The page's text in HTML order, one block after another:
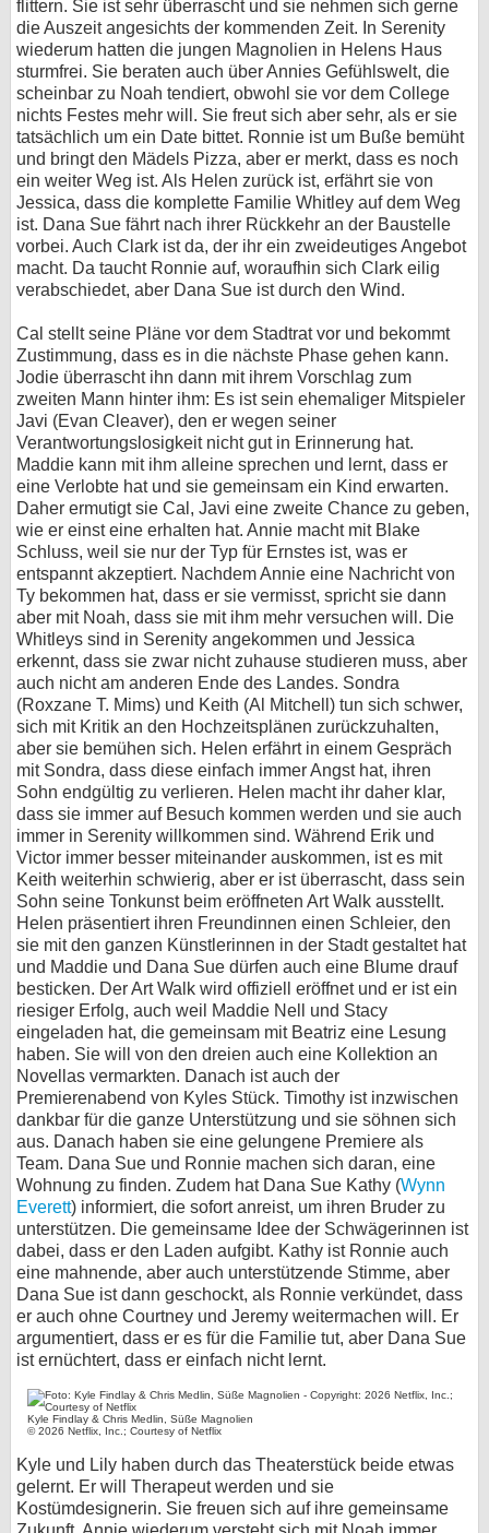
flittern. Sie ist sehr überrascht und sie nehmen sich gerne
die Auszeit angesichts der kommenden Zeit. In Serenity
wiederum hatten die jungen Magnolien in Helens Haus
sturmfrei. Sie beraten auch über Annies Gefühlswelt, die
scheinbar zu Noah tendiert, obwohl sie vor dem College
nichts Festes mehr will. Sie freut sich aber sehr, als er sie
tatsächlich um ein Date bittet. Ronnie ist um Buße bemüht
und bringt den Mädels Pizza, aber er merkt, dass es noch
ein weiter Weg ist. Als Helen zurück ist, erfährt sie von
Jessica, dass die komplette Familie Whitley auf dem Weg
ist. Dana Sue fährt nach ihrer Rückkehr an der Baustelle
vorbei. Auch Clark ist da, der ihr ein zweideutiges Angebot
macht. Da taucht Ronnie auf, woraufhin sich Clark eilig
verabschiedet, aber Dana Sue ist durch den Wind.
Cal stellt seine Pläne vor dem Stadtrat vor und bekommt
Zustimmung, dass es in die nächste Phase gehen kann.
Jodie überrascht ihn dann mit ihrem Vorschlag zum
zweiten Mann hinter ihm: Es ist sein ehemaliger Mitspieler
Javi (Evan Cleaver), den er wegen seiner
Verantwortungslosigkeit nicht gut in Erinnerung hat.
Maddie kann mit ihm alleine sprechen und lernt, dass er
eine Verlobte hat und sie gemeinsam ein Kind erwarten.
Daher ermutigt sie Cal, Javi eine zweite Chance zu geben,
wie er einst eine erhalten hat. Annie macht mit Blake
Schluss, weil sie nur der Typ für Ernstes ist, was er
entspannt akzeptiert. Nachdem Annie eine Nachricht von
Ty bekommen hat, dass er sie vermisst, spricht sie dann
aber mit Noah, dass sie mit ihm mehr versuchen will. Die
Whitleys sind in Serenity angekommen und Jessica
erkennt, dass sie zwar nicht zuhause studieren muss, aber
auch nicht am anderen Ende des Landes. Sondra
(Roxzane T. Mims) und Keith (Al Mitchell) tun sich schwer,
sich mit Kritik an den Hochzeitsplänen zurückzuhalten,
aber sie bemühen sich. Helen erfährt in einem Gespräch
mit Sondra, dass diese einfach immer Angst hat, ihren
Sohn endgültig zu verlieren. Helen macht ihr daher klar,
dass sie immer auf Besuch kommen werden und sie auch
immer in Serenity willkommen sind. Während Erik und
Victor immer besser miteinander auskommen, ist es mit
Keith weiterhin schwierig, aber er ist überrascht, dass sein
Sohn seine Tonkunst beim eröffneten Art Walk ausstellt.
Helen präsentiert ihren Freundinnen einen Schleier, den
sie mit den ganzen Künstlerinnen in der Stadt gestaltet hat
und Maddie und Dana Sue dürfen auch eine Blume drauf
besticken. Der Art Walk wird offiziell eröffnet und er ist ein
riesiger Erfolg, auch weil Maddie Nell und Stacy
eingeladen hat, die gemeinsam mit Beatriz eine Lesung
haben. Sie will von den dreien auch eine Kollektion an
Novellas vermarkten. Danach ist auch der
Premierenabend von Kyles Stück. Timothy ist inzwischen
dankbar für die ganze Unterstützung und sie söhnen sich
aus. Danach haben sie eine gelungene Premiere als
Team. Dana Sue und Ronnie machen sich daran, eine
Wohnung zu finden. Zudem hat Dana Sue Kathy (Wynn
Everett) informiert, die sofort anreist, um ihren Bruder zu
unterstützen. Die gemeinsame Idee der Schwägerinnen ist
dabei, dass er den Laden aufgibt. Kathy ist Ronnie auch
eine mahnende, aber auch unterstützende Stimme, aber
Dana Sue ist dann geschockt, als Ronnie verkündet, dass
er auch ohne Courtney und Jeremy weitermachen will. Er
argumentiert, dass er es für die Familie tut, aber Dana Sue
ist ernüchtert, dass er einfach nicht lernt.
Kyle Findlay & Chris Medlin, Süße Magnolien
© 2026 Netflix, Inc.; Courtesy of Netflix
Kyle und Lily haben durch das Theaterstück beide etwas
gelernt. Er will Therapeut werden und sie
Kostümdesignerin. Sie freuen sich auf ihre gemeinsame